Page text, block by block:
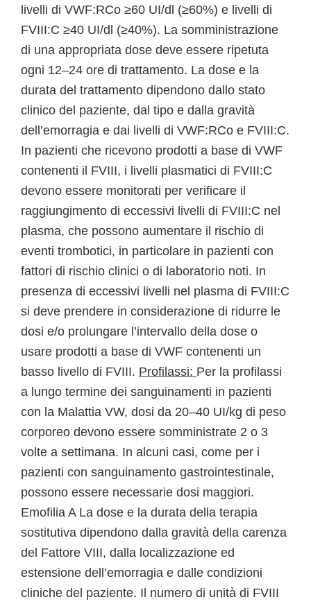
livelli di VWF:RCo ≥60 UI/dl (≥60%) e livelli di
FVIII:C ≥40 UI/dl (≥40%). La somministrazione
di una appropriata dose deve essere ripetuta
ogni 12–24 ore di trattamento. La dose e la
durata del trattamento dipendono dallo stato
clinico del paziente, dal tipo e dalla gravità
dell’emorragia e dai livelli di VWF:RCo e FVIII:C.
In pazienti che ricevono prodotti a base di VWF
contenenti il FVIII, i livelli plasmatici di FVIII:C
devono essere monitorati per verificare il
raggiungimento di eccessivi livelli di FVIII:C nel
plasma, che possono aumentare il rischio di
eventi trombotici, in particolare in pazienti con
fattori di rischio clinici o di laboratorio noti. In
presenza di eccessivi livelli nel plasma di FVIII:C
si deve prendere in considerazione di ridurre le
dosi e/o prolungare l’intervallo della dose o
usare prodotti a base di VWF contenenti un
basso livello di FVIII. Profilassi: Per la profilassi
a lungo termine dei sanguinamenti in pazienti
con la Malattia VW, dosi da 20–40 UI/kg di peso
corporeo devono essere somministrate 2 o 3
volte a settimana. In alcuni casi, come per i
pazienti con sanguinamento gastrointestinale,
possono essere necessarie dosi maggiori.
Emofilia A La dose e la durata della terapia
sostitutiva dipendono dalla gravità della carenza
del Fattore VIII, dalla localizzazione ed
estensione dell’emorragia e dalle condizioni
cliniche del paziente. Il numero di unità di FVIII